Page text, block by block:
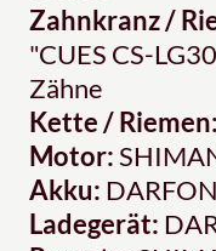
Zahnkranz /
"CUES CS-
Zähne
Kette / Riemen:
Motor:
Akku:
Ladegerät: